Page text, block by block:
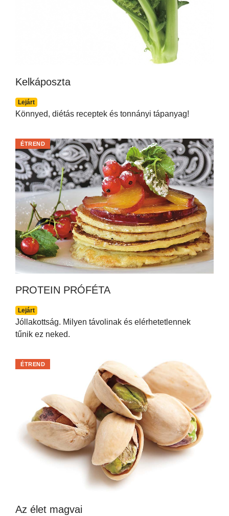
Kelkáposzta
Lejárt
Könnyed, diétás receptek és tonnányi tápanyag!
PROTEIN PRÓFÉTA
Lejárt
ÉTREND
Jóllakottság. Milyen távolinak és elérhetetlennek
tűnik ez neked.
Az élet magvai
ÉTREND